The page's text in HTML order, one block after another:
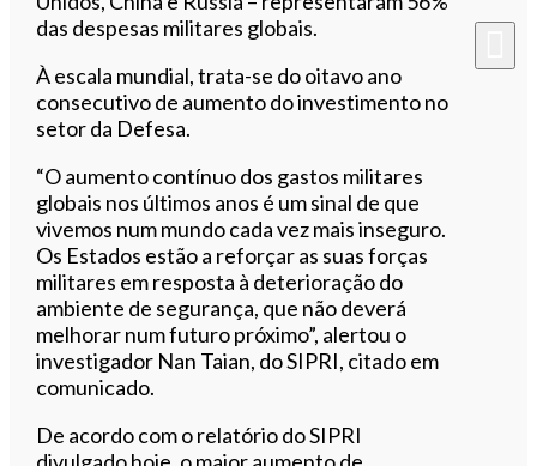
das despesas militares globais.
À escala mundial, trata-se do oitavo ano
consecutivo de aumento do investimento no
setor da Defesa.
“O aumento contínuo dos gastos militares
globais nos últimos anos é um sinal de que
vivemos num mundo cada vez mais inseguro.
Os Estados estão a reforçar as suas forças
militares em resposta à deterioração do
ambiente de segurança, que não deverá
melhorar num futuro próximo”, alertou o
investigador Nan Taian, do SIPRI, citado em
comunicado.
De acordo com o relatório do SIPRI